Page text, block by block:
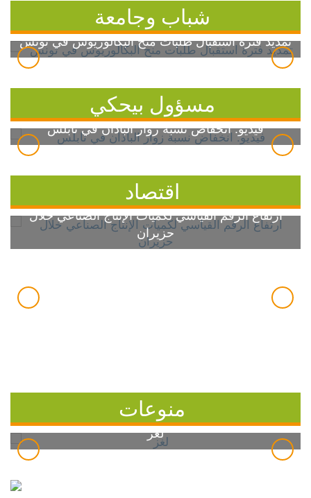
شباب وجامعة
تمديد فترة استقبال طلبات منح البكالوريوس في تونس
مسؤول بيحكي
فيديو: انخفاض نسبة زوار الباذان في نابلس
اقتصاد
ارتفاع الرقم القياسي لكميات الإنتاج الصناعي خلال
حزيران
منوعات
لغز